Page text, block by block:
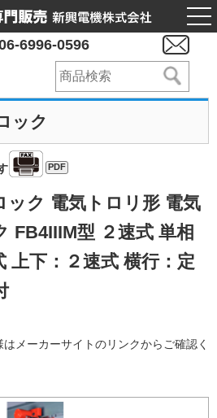
6996-0596
ック
PDF
ック 電気トロリ形 電気
FB4IIIM型 ２速式 単相
上下：２速式 横行：定
メーカーサイトのリンクからご確認く